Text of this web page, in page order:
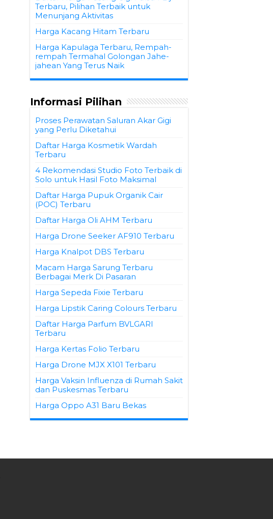
Terbaru, Pilihan Terbaik untuk
Menunjang Aktivitas
Harga Kacang Hitam Terbaru
Harga Kapulaga Terbaru, Rempah-
rempah Termahal Golongan Jahe-
jahean Yang Terus Naik
Informasi Pilihan
Proses Perawatan Saluran Akar Gigi
yang Perlu Diketahui
Daftar Harga Kosmetik Wardah
Terbaru
4 Rekomendasi Studio Foto Terbaik di
Solo untuk Hasil Foto Maksimal
Daftar Harga Pupuk Organik Cair
(POC) Terbaru
Daftar Harga Oli AHM Terbaru
Harga Drone Seeker AF910 Terbaru
Harga Knalpot DBS Terbaru
Macam Harga Sarung Terbaru
Berbagai Merk Di Pasaran
Harga Sepeda Fixie Terbaru
Harga Lipstik Caring Colours Terbaru
Daftar Harga Parfum BVLGARI
Terbaru
Harga Kertas Folio Terbaru
Harga Drone MJX X101 Terbaru
Harga Vaksin Influenza di Rumah Sakit
dan Puskesmas Terbaru
Harga Oppo A31 Baru Bekas